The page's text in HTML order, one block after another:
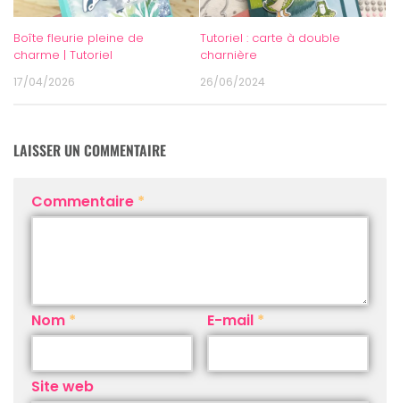
Boîte fleurie pleine de
charme | Tutoriel
17/04/2026
Tutoriel : carte à double
charnière
26/06/2024
LAISSER UN COMMENTAIRE
Commentaire *
Nom * E-mail *
Site web